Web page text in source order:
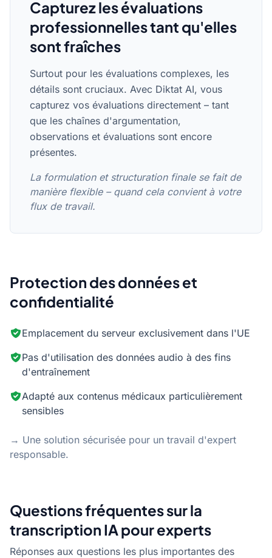
Capturez les évaluations
professionnelles tant qu'elles
sont fraîches
Surtout pour les évaluations complexes, les
détails sont cruciaux. Avec Diktat AI, vous
capturez vos évaluations directement – tant
que les chaînes d'argumentation,
observations et évaluations sont encore
présentes.
La formulation et structuration finale se fait de
manière flexible – quand cela convient à votre
flux de travail.
Protection des données et
confidentialité
Emplacement du serveur exclusivement dans l'UE
Pas d'utilisation des données audio à des fins
d'entraînement
Adapté aux contenus médicaux particulièrement
sensibles
→ Une solution sécurisée pour un travail d'expert
responsable.
Questions fréquentes sur la
transcription IA pour experts
Réponses aux questions les plus importantes des